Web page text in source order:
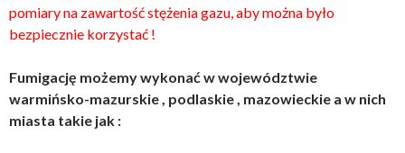
pomiary na zawartość stężenia gazu, aby można było
bezpiecznie korzystać !
Fumigację możemy wykonać w województwie
warmińsko-mazurskie , podlaskie , mazowieckie a w nich
miasta takie jak :